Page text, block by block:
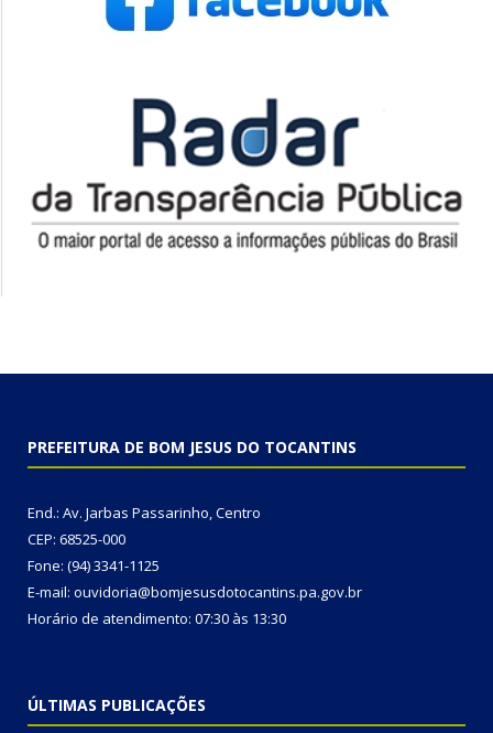
PREFEITURA DE BOM JESUS DO TOCANTINS
End.: Av. Jarbas Passarinho, Centro
CEP: 68525-000
Fone: (94) 3341-1125
E-mail: ouvidoria@bomjesusdotocantins.pa.gov.br
Horário de atendimento: 07:30 às 13:30
ÚLTIMAS PUBLICAÇÕES